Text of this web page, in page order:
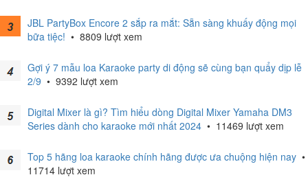
JBL PartyBox Encore 2 sắp ra mắt: Sẵn sàng khuấy động mọi
bữa tiệc! • 8809 lượt xem
Gợi ý 7 mẫu loa Karaoke party di động sẽ cùng bạn quẩy dịp lễ
2/9 • 9392 lượt xem
Digital Mixer là gì? Tìm hiểu dòng Digital Mixer Yamaha DM3
Series dành cho karaoke mới nhất 2024 • 11469 lượt xem
Top 5 hãng loa karaoke chính hãng được ưa chuộng hiện nay •
11714 lượt xem